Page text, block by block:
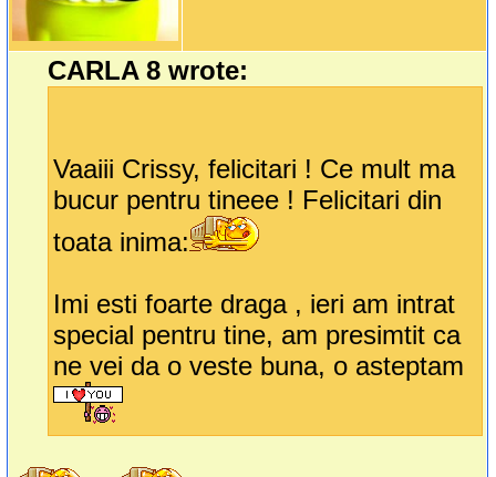
CARLA 8 wrote:
Vaaiii Crissy, felicitari ! Ce mult ma
bucur pentru tineee ! Felicitari din
toata inima:
Imi esti foarte draga , ieri am intrat
special pentru tine, am presimtit ca
ne vei da o veste buna, o asteptam